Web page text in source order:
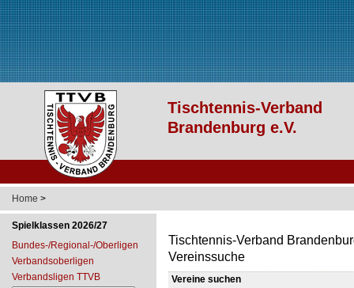
Home >
Spielklassen 2026/27
Bundes-/Regional-/Oberligen
Verbandsoberligen
Verbandsligen TTVB
Tischtennis-Verband
Vereinssuche
Vereine suchen